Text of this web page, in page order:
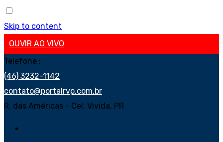
Skip to content
OUVIR AO VIVO
Telefone :
(46) 3232-1142
contato@portalrvp.com.br
R. das Américas - Cel. Vivida, PR